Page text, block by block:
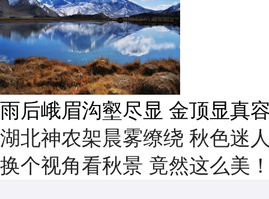
雨后峨眉沟壑尽显 金顶显真
湖北神农架晨雾缭绕 秋色迷
换个视角看秋景 竟然这么美